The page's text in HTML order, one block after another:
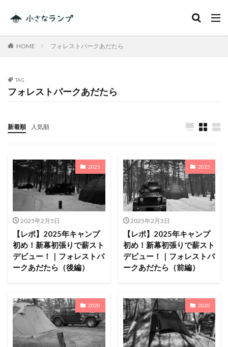
HOME フォレストパークあだたら
TAG
フォレストパークあだたら
新着順 人気順
2025
2025年2月5日
【レポ】2025年キャンプ
初め！新幕初張りで薪スト
デビュー！｜フォレストパ
ークあだたら（後編）
2025
2025年2月3日
【レポ】2025年キャンプ
初め！新幕初張りで薪スト
デビュー！｜フォレストパ
ークあだたら（前編）
2020 2020
カテゴリー
タグ
シェアカメ
犬吠埼灯台
RV RESORT 猪苗代モビレージ
メープル那須高原キャンプグランド
キャンプ・アンド・キャビンズ那須高原
スノーピーク白河高原
anniversary
KEEN
Nikon
五色温泉オートキャンプ場
スキー
ACNあぶくまキャンプランド
商品提供
ほとりの遊びばキャンプ場
龍の国オートキャンプ場
春キャンプ
RICOH GRⅢ 注意喚起
trip
キャンプ場選び
ソロキャンプ
キャンプグルメ
グランディ羽鳥湖スキーリゾート
さゆりオートパーク
前が岳アウトドアパーク
GoPro
車検